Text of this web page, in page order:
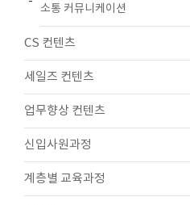
소통 커뮤니케이션
CS 컨텐츠
세일즈 컨텐츠
업무향상 컨텐츠
신입사원과정
계층별 교육과정